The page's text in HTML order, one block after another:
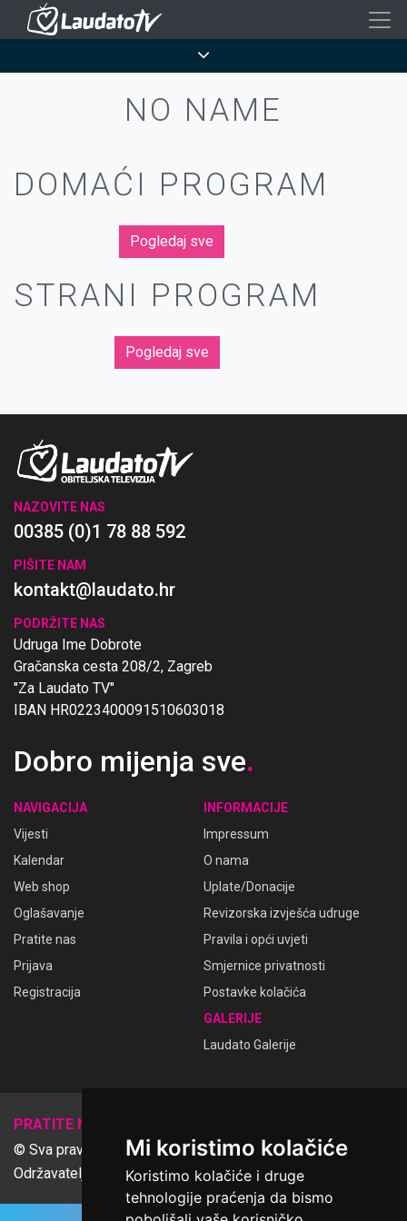
Mi koristimo kolačiće
Koristimo kolačiće i druge
tehnologije praćenja da bismo
Skoči
sadržaj
NO NAME
DOMAĆI PROGRAM
Pogledaj sve
STRANI PROGRAM
Pogledaj sve
NAZOVITE NAS
00385 (0)1 78 88 592
PIŠITE NAM
kontakt@laudato.hr
PODRŽITE NAS
Udruga Ime Dobrote
Gračanska cesta 208/2, Zagreb
"Za Laudato TV"
IBAN HR0223400091510603018
Dobro mijenja sve.
NAVIGACIJA
Vijesti
Kalendar
Web shop
Oglašavanje
Pratite nas
Prijava
Registracija
INFORMACIJE
Impressum
O nama
Uplate/Donacije
Revizorska izvješća udruge
Pravila i opći uvjeti
Smjernice privatnosti
Postavke kolačića
GALERIJE
Laudato Galerije
PRATITE NAS
© Sva prava pridržana Udruga Ime dobrote
Održavatelj Netcom d.o.o., Riva 6, Rijeka